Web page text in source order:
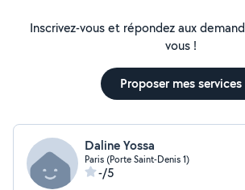
Inscrivez-vous et répondez aux
vous !
Proposer mes services
Daline Yossa
Paris (Porte Saint-Denis 1)
-/5